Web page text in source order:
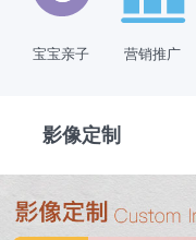
宝宝亲子 营销推广
影像定制